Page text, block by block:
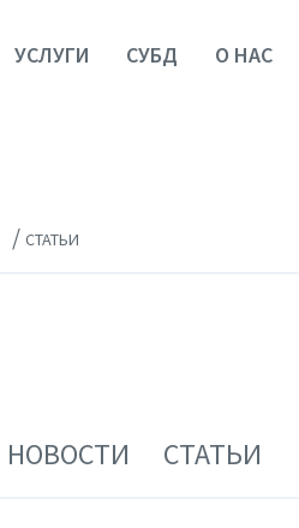
УСЛУГИ СУБД О НАС
/ СТАТЬИ
НОВОСТИ СТАТЬИ